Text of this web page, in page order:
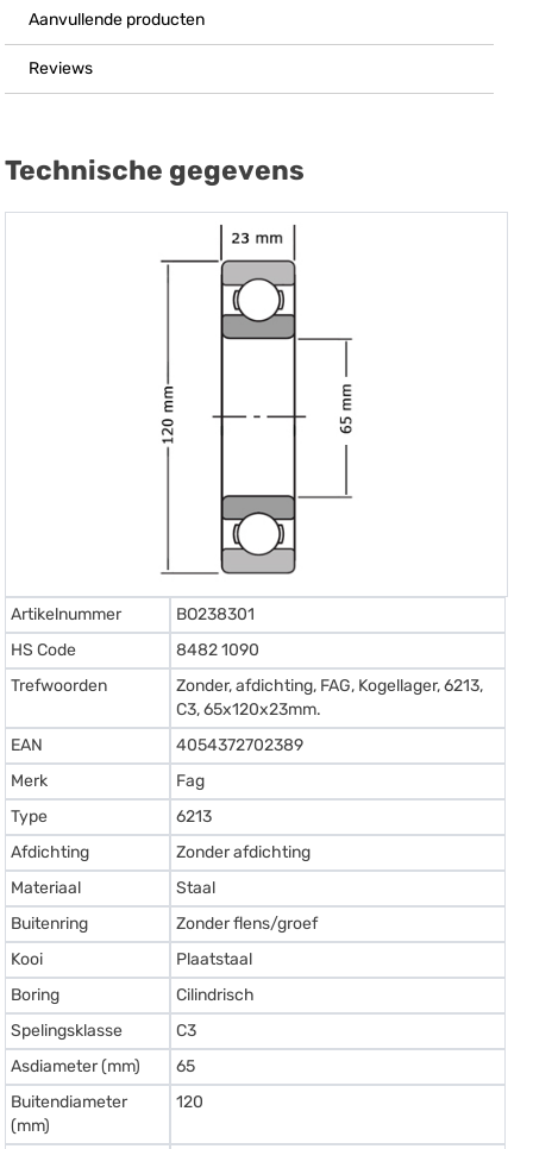
Aanvullende producten
Reviews
Technische gegevens
Artikelnummer
BO238301
HS Code
8482 1090
Trefwoorden
Zonder, afdichting, FAG, Kogellager, 6213,
C3, 65x120x23mm.
EAN
4054372702389
Merk
Fag
Type
6213
Afdichting
Zonder afdichting
Materiaal
Staal
Buitenring
Zonder flens/groef
Kooi
Plaatstaal
Boring
Cilindrisch
Spelingsklasse
C3
Asdiameter (mm)
65
Buitendiameter
(mm)
120